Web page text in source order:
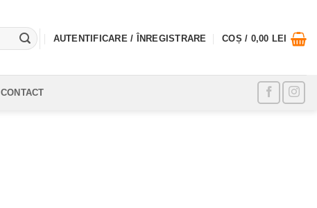
AUTENTIFICARE / ÎNREGISTRARE COȘ / 0,00 LEI
CONTACT